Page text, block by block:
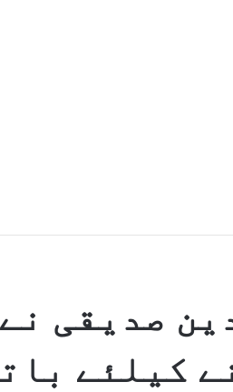
صدیقی
کیلئے